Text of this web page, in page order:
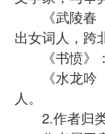
《武陵春（
出女词人，跨
《书愤》：
《水龙吟（
人。
2.作者归